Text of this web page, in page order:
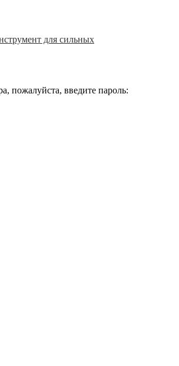
для сильных
пожалуйста, введите пароль: